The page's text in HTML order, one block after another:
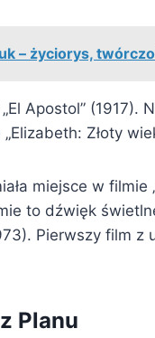
– życiorys,
Apostol”
Złoty
miejsce w
to dźwięk
Pierwszy film
Planu